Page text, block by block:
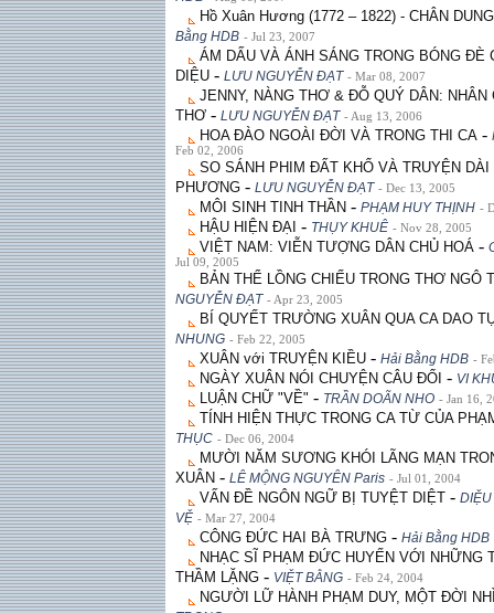
Hồ Xuân Hương (1772 – 1822) - CHÂN
Bằng HDB - Jul 23, 2007
ÁM DẤU VÀ ÁNH SÁNG TRONG BÓNG ĐÈ
DIỆU - LƯU NGUYỄN ÐẠT - Mar 08, 2007
JENNY, NÀNG THƠ & ĐỖ QUÝ DÂN: NHÂN
THƠ - LƯU NGUYỄN ÐẠT - Aug 13, 2006
HOA ĐÀO NGOÀI ĐỜI VÀ TRONG THI CA -
Feb 02, 2006
SO SÁNH PHIM ÐẤT KHỔ VÀ TRUYỆN
PHƯƠNG - LƯU NGUYỄN ÐẠT - Dec 13, 2005
MÔI SINH TINH THẦN - PHẠM HUY THỊNH -
HẬU HIỆN ÐẠI - THỤY KHUÊ - Nov 28, 2005
VIỆT NAM: VIỄN TƯỢNG DÂN CHỦ HOÁ -
Jul 09, 2005
BẢN THỂ LỒNG CHIẾU TRONG THƠ NGÔ
NGUYỄN ÐẠT - Apr 23, 2005
BÍ QUYẾT TRƯỜNG XUÂN QUA CA DAO
NHUNG - Feb 22, 2005
XUÂN với TRUYỆN KIỀU - Hải Bằng HDB -
NGÀY XUÂN NÓI CHUYỆN CÂU ÐỐI - VI
LUẬN CHỮ "VỀ" - TRẦN DOÃN NHO - Jan 16,
TÍNH HIỆN THỰC TRONG CA TỪ CỦA
THỤC - Dec 06, 2004
MƯỜI NĂM SƯƠNG KHÓI LÃNG MẠN
XUÂN - LÊ MỘNG NGUYÊN Paris - Jul 01, 2004
VẤN ĐỀ NGÔN NGỮ BỊ TUYỆT DIỆT -
VỆ - Mar 27, 2004
CÔNG ÐỨC HAI BÀ TRƯNG - Hải Bằng HDB
NHẠC SĨ PHẠM ÐỨC HUYẾN VỚI NHỮNG
THẦM LẶNG - VIỆT BẰNG - Feb 24, 2004
NGƯỜI LỮ HÀNH PHẠM DUY, MỘT ÐỜI